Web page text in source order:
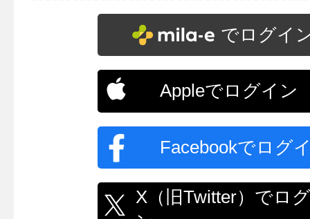
でログイ
Appleでログイン
Facebookでログ
X（旧Twitter）でロ